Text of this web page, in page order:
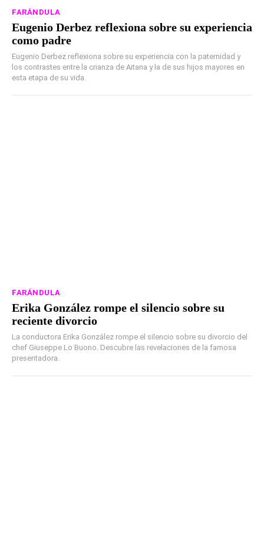
FARÁNDULA
Eugenio Derbez reflexiona sobre su experiencia
como padre
Eugenio Derbez reflexiona sobre su experiencia con la paternidad y
los contrastes entre la crianza de Aitana y la de sus hijos mayores en
esta etapa de su vida.
FARÁNDULA
Erika González rompe el silencio sobre su
reciente divorcio
La conductora Erika González rompe el silencio sobre su divorcio del
chef Giuseppe Lo Buono. Descubre las revelaciones de la famosa
presentadora.